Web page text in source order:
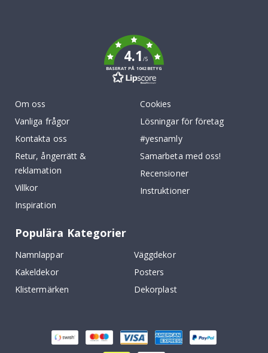
4.1/5
BASERAT PÅ 1042 BETYG
Om oss
Vanliga frågor
Kontakta oss
Retur, ångerrätt &
reklamation
Villkor
Inspiration
Cookies
Lösningar för företag
#yesnamly
Samarbeta med oss!
Recensioner
Instruktioner
Populära Kategorier
Namnlappar
Väggdekor
Kakeldekor
Posters
Klistermärken
Dekorplast